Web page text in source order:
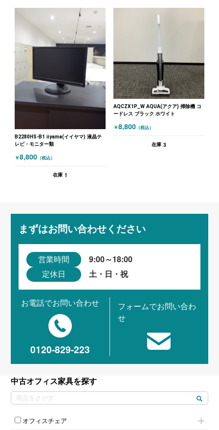
B2280HS-B1 iiyama(イイヤマ) 液晶テ
レビ・モニター類
￥8,800 （税込）
在庫 1
AQCZX1P_W AQUA(アクア) 掃除機 コ
ードレス ブラック ホワイト
￥8,800 （税込）
在庫 3
まずはお問い合わせください
営業時間 9:00～18:00
定休日 土・日・祝
お電話でお問い合わせ
0120-829-223
フォームでお問い合わ
せ
中古オフィス家具を探す
オフィスチェア